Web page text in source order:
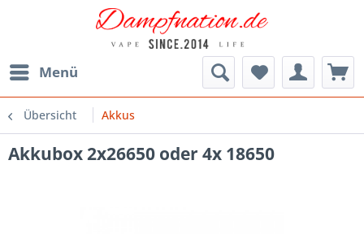
Menü
Übersicht Akkus
Akkubox 2x26650 oder 4x 18650